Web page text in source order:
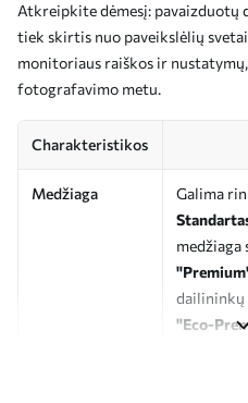
Atkreipkite dėmesį: pavaizduotų
tiek skirtis nuo paveikslėlių
monitoriaus raiškos ir
fotografavimo metu.
Charakteristikos
Medžiaga
Galima
medžiaga
dailininkų
"Eco-